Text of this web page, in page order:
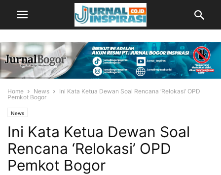
Home News
Ini Kata Ketua Dewan Soal Rencana ‘Relokasi’ OPD
Pemkot Bogor
News
Ini Kata Ketua Dewan Soal
Rencana ‘Relokasi’ OPD
Pemkot Bogor